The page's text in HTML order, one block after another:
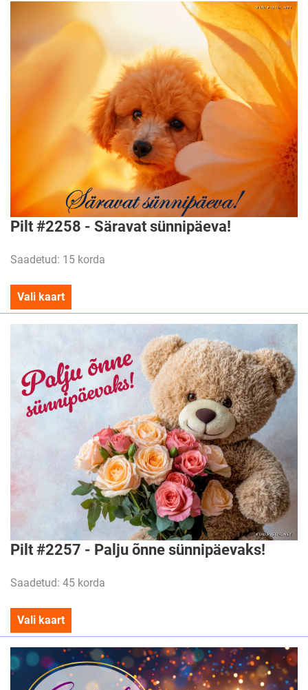
Pilt #2258 - Säravat sünnipäeva!
Saadetud: 15 korda
Vali kaart
Pilt #2257 - Palju õnne sünnipäevaks!
Saadetud: 45 korda
Vali kaart